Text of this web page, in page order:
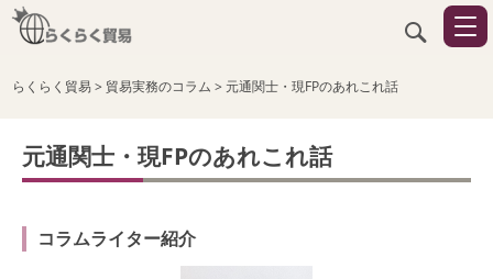
らくらく貿易> 貿易実務のコラム > 元通関士・現FPのあれこれ話
元通関士・現FPのあれこれ話
コラムライター紹介